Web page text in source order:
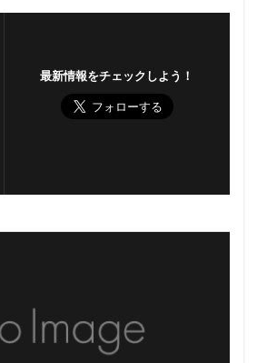
最新情報をチェックしよう！